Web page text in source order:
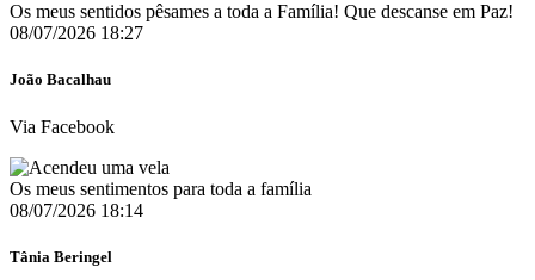
Os meus sentidos pêsames a toda a Família! Que descanse em Paz!
08/07/2026 18:27
João Bacalhau
Via Facebook
Os meus sentimentos para toda a família
08/07/2026 18:14
Tânia Beringel